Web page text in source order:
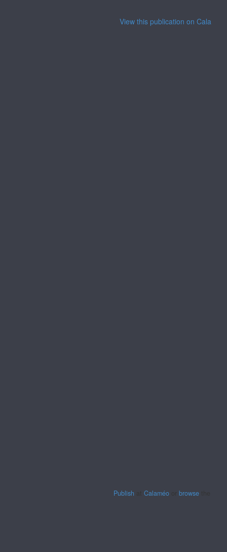
View this publication on Calaméo
Publish Calaméo browse